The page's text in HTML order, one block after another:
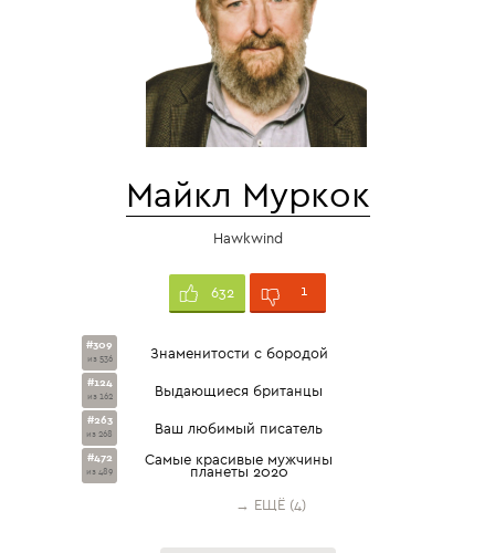
Майкл Муркок
Hawkwind
632 1
#309
из 536 Знаменитости с бородой
#124
из 162 Выдающиеся британцы
#263
из 268 Ваш любимый писатель
#472
из 489
Самые красивые мужчины
планеты 2020
→ ЕЩЁ (4)